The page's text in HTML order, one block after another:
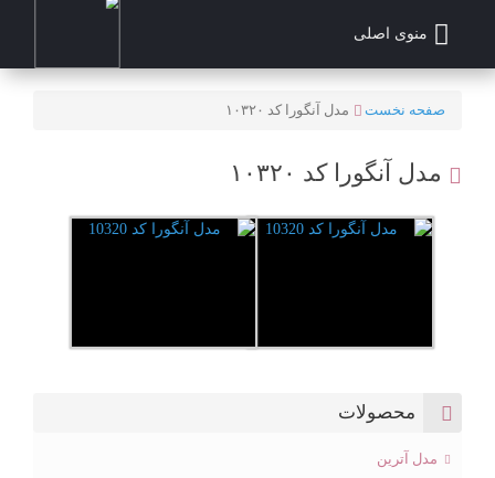
منوی اصلی
صفحه نخست مدل آنگورا کد ۱۰۳۲۰
مدل آنگورا کد ۱۰۳۲۰
محصولات
مدل آترین